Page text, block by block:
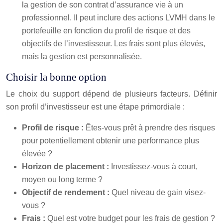
la gestion de son contrat d’assurance vie à un
professionnel. Il peut inclure des actions LVMH dans le
portefeuille en fonction du profil de risque et des
objectifs de l’investisseur. Les frais sont plus élevés,
mais la gestion est personnalisée.
Choisir la bonne option
Le choix du support dépend de plusieurs facteurs. Définir
son profil d’investisseur est une étape primordiale :
Profil de risque : Êtes-vous prêt à prendre des risques
pour potentiellement obtenir une performance plus
élevée ?
Horizon de placement : Investissez-vous à court,
moyen ou long terme ?
Objectif de rendement : Quel niveau de gain visez-
vous ?
Frais : Quel est votre budget pour les frais de gestion ?